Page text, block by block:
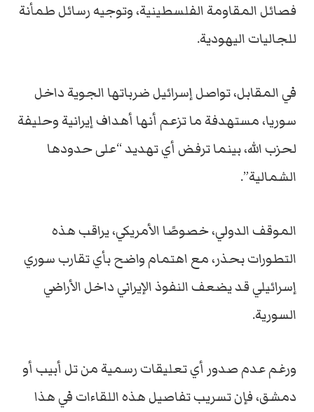
فصائل المقاومة الفلسطينية، وتوجيه رسائل طمأنة
للجاليات اليهودية.
في المقابل، تواصل إسرائيل ضرباتها الجوية داخل
سوريا، مستهدفة ما تزعم أنها أهداف إيرانية وحليفة
لحزب الله، بينما ترفض أي تهديد “على حدودها
الشمالية”.
الموقف الدولي، خصوصًا الأمريكي، يراقب هذه
التطورات بحذر، مع اهتمام واضح بأي تقارب سوري
إسرائيلي قد يضعف النفوذ الإيراني داخل الأراضي
السورية.
ورغم عدم صدور أي تعليقات رسمية من تل أبيب أو
دمشق، فإن تسريب تفاصيل هذه اللقاءات في هذا